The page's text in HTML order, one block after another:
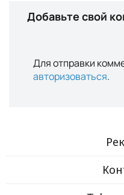
Добавьте свой
Для отправки
авторизоваться.